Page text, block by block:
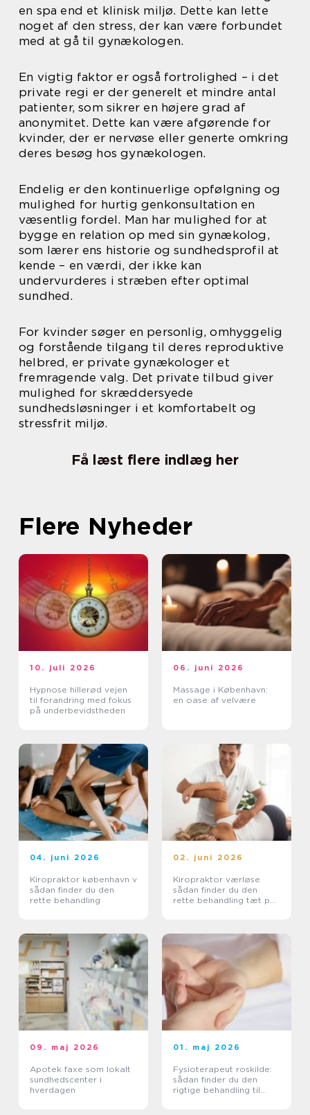
en spa end et klinisk miljø. Dette kan lette
noget af den stress, der kan være forbundet
med at gå til gynækologen.
En vigtig faktor er også fortrolighed – i det
private regi er der generelt et mindre antal
patienter, som sikrer en højere grad af
anonymitet. Dette kan være afgørende for
kvinder, der er nervøse eller generte omkring
deres besøg hos gynækologen.
Endelig er den kontinuerlige opfølgning og
mulighed for hurtig genkonsultation en
væsentlig fordel. Man har mulighed for at
bygge en relation op med sin gynækolog,
som lærer ens historie og sundhedsprofil at
kende – en værdi, der ikke kan
undervurderes i stræben efter optimal
sundhed.
For kvinder søger en personlig, omhyggelig
og forstående tilgang til deres reproduktive
helbred, er private gynækologer et
fremragende valg. Det private tilbud giver
mulighed for skræddersyede
sundhedsløsninger i et komfortabelt og
stressfrit miljø.
Få læst flere indlæg her
Flere Nyheder
10. juli 2026
Hypnose hillerød vejen
til forandring med fokus
på underbevidstheden
06. juni 2026
Massage i København:
en oase af velvære
04. juni 2026
Kiropraktor københavn v
sådan finder du den
rette behandling
02. juni 2026
Kiropraktor værløse
sådan finder du den
rette behandling tæt på
09. maj 2026
Apotek faxe som lokalt
sundhedscenter i
hverdagen
01. maj 2026
Fysioterapeut roskilde:
sådan finder du den
rigtige behandling til